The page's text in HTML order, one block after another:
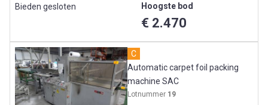
Bieden gesloten Hoogste bod
€ 2.470
C
Automatic carpet foil packing
machine SAC
Lotnummer 19